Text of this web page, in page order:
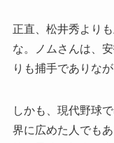
正直、松井秀より
な。ノムさんは、
りも捕手でありな
しかも、現代野球
界に広めた人でも